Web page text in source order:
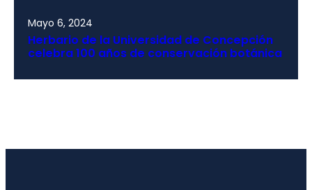
Mayo 6, 2024
Herbario de la Universidad de Concepción
celebra 100 años de conservación botánica